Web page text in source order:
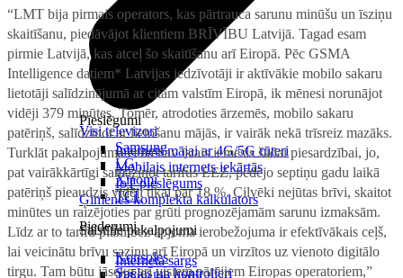
Pieslēgumi
Internets mājai ar 4G/5G rūteri
Mobilais internets iekārtās
IoT pieslēgums
Ģimenes komplekta kalkulators
Saistītie pakalpojumi
Interneta sargs
Visi televizori
Samsung
LG
Xiaomi
TCL
Piederumi
Konsoles
Spēles un kontrolieri
“LMT bija pirmais operators, kas pārtrauca sarunu minūšu un īsziņu
skaitīšanu, piedāvājot klientiem BRĪVĪBU Latvijā. Tagad esam
pirmie Latvijā, kas atceļ šo skaitīšanu arī Eiropā. Pēc GSMA
Intelligence datiem* Latvijas iedzīvotāji ir aktīvākie mobilo sakaru
lietotāji salīdzinājumā ar citām valstīm Eiropā, ik mēnesi norunājot
vidēji 379 minūtes. Tomēr, atrodoties ārzemēs, mobilo sakaru
patēriņš, salīdzinot ar lietošanu mājās, ir vairāk nekā trīsreiz mazāks.
Turklāt pakalpojuma cena nav īstais iemesls šādai piesardzībai, jo,
pat vairākkārtīgi samazinot tarifus EEZ, pēdējo septiņu gadu laikā
patēriņš pieaudzis vidēji tikai par 18 %. Cilvēki nejūtas brīvi, skaitot
minūtes un raizējoties par grūti prognozējamām sarunu izmaksām.
Līdz ar to tarifu plāni bez apjoma ierobežojuma ir efektīvākais ceļš,
lai veicinātu brīvu saziņu arī Eiropā un virzītos uz vienoto digitālo
tirgu. Tam būtu jāseko arī visiem pārējiem Eiropas operatoriem,”